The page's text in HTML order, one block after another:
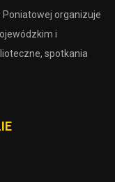
Poniatowej organizuje
i
spotkania